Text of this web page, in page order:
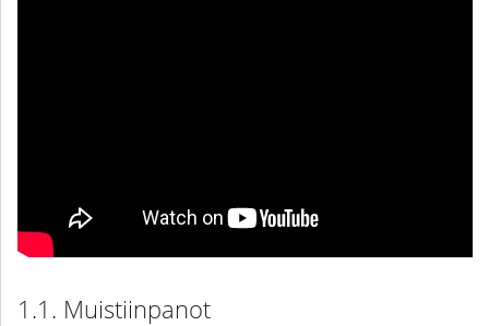
Muistiinpanot